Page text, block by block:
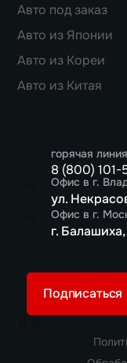
Авто под заказ
Авто из Японии
Авто из Кореи
Авто из Китая
горячая
8 (800)
Офис в г.
ул.
Офис в г.
г.
Подписаться